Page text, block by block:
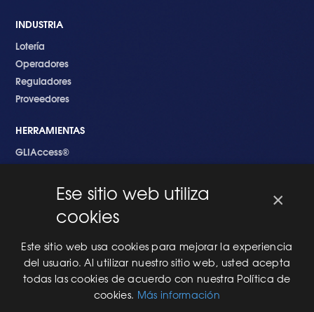
INDUSTRIA
Lotería
Operadores
Reguladores
Proveedores
HERRAMIENTAS
GLIAccess®
EMPEZANDO
Nuevo en GLI
Nuevo Software
Una Nueva Máquina
Modificaciones al Software
Modificaciones al Hardware
×
Ese sitio web utiliza
cookies
Este sitio web usa cookies para mejorar la experiencia
del usuario. Al utilizar nuestro sitio web, usted acepta
todas las cookies de acuerdo con nuestra Política de
cookies. Más información